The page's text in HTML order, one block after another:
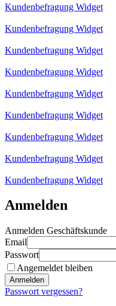
Kundenbefragung Widget
Kundenbefragung Widget
Kundenbefragung Widget
Kundenbefragung Widget
Kundenbefragung Widget
Kundenbefragung Widget
Kundenbefragung Widget
Kundenbefragung Widget
Kundenbefragung Widget
Anmelden
Anmelden Geschäftskunde
Email
Passwort
Angemeldet bleiben
Anmelden
Passwort vergessen?